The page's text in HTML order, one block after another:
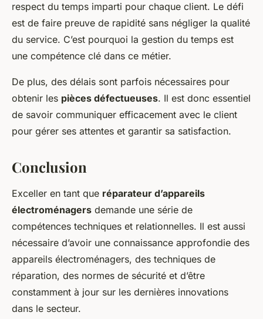
respect du temps imparti pour chaque client. Le défi
est de faire preuve de rapidité sans négliger la qualité
du service. C’est pourquoi la gestion du temps est
une compétence clé dans ce métier.
De plus, des délais sont parfois nécessaires pour
obtenir les pièces défectueuses. Il est donc essentiel
de savoir communiquer efficacement avec le client
pour gérer ses attentes et garantir sa satisfaction.
Conclusion
Exceller en tant que réparateur d’appareils
électroménagers demande une série de
compétences techniques et relationnelles. Il est aussi
nécessaire d’avoir une connaissance approfondie des
appareils électroménagers, des techniques de
réparation, des normes de sécurité et d’être
constamment à jour sur les dernières innovations
dans le secteur.